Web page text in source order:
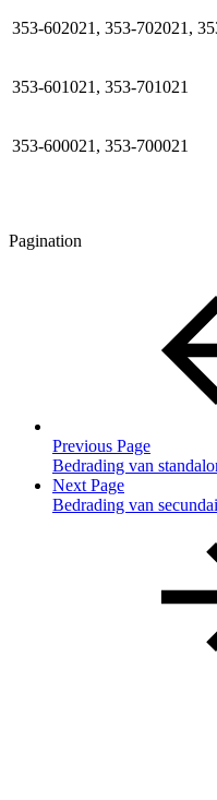
353-602021, 353-702021,
353-601021, 353-701021
353-600021, 353-700021
Pagination
Previous Page
Bedrading van
Next Page
Bedrading van